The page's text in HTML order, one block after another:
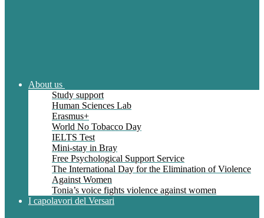
About us
Study support
Human Sciences Lab
Erasmus+
World No Tobacco Day
IELTS Test
Mini-stay in Bray
Free Psychological Support Service
The International Day for the Elimination of Violence
Against Women
Tonia’s voice fights violence against women
I capolavori del Versari